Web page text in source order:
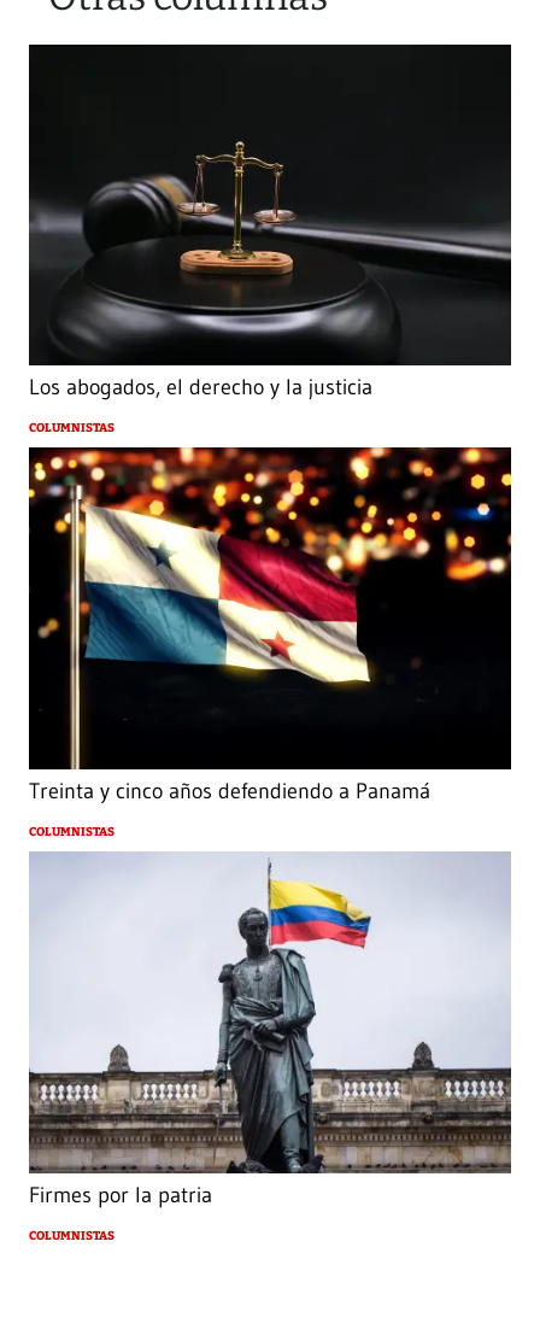
Los abogados, el derecho y la justicia
COLUMNISTAS
Treinta y cinco años defendiendo a Panamá
COLUMNISTAS
Firmes por la patria
COLUMNISTAS